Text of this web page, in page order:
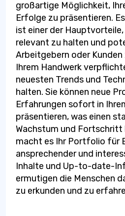
großartige Möglichkeit,
Erfolge zu präsentieren.
ist einer der
relevant zu halten und
Arbeitgebern oder Kunden
Ihrem Handwerk
neuesten Trends und
halten. Sie können neue
Erfahrungen sofort in
präsentieren, was einen
Wachstum und
macht es Ihr Portfolio für
ansprechender und
Inhalte und Up-to-date-
ermutigen die Menschen
zu erkunden und zu